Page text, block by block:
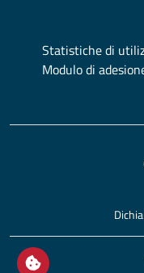
Open / close cookie settings
Statistiche di
Modulo di